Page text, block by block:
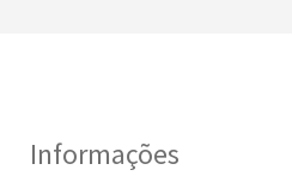
Informações